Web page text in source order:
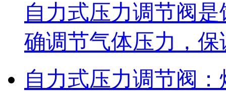
自力式压力调节阀
确调节气体压力，
自力式压力调节阀